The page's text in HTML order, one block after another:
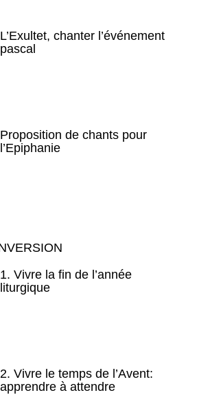
L’Exultet, chanter l’événement
pascal
Proposition de chants pour
l’Epiphanie
1. Vivre la fin de l’année
liturgique
2. Vivre le temps de l’Avent:
apprendre à attendre